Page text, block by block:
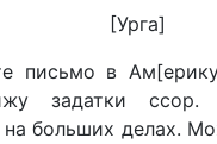
[Урга]
письмо в
задатки ссор.
больших делах.